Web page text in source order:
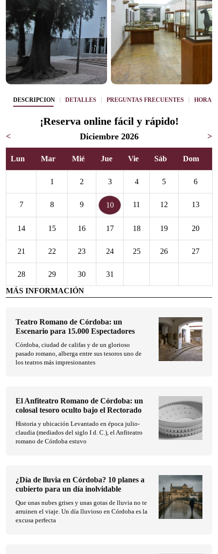
DESCRIPCIÓN DETALLES PREGUNTAS FRECUENTES
¡Reserva online fácil y rápido!
< Diciembre 2026 >
Lun Mar Mié Jue Vie Sáb Dom
1 2 3 4 5 6
7 8 9 10 11 12 13
14 15 16 17 18 19 20
21 22 23 24 25 26 27
28 29 30
31
MÁS INFORMACIÓN
Teatro Romano de Córdoba: un
Escenario para 15.000 Espectadores
Córdoba, ciudad de califas y de un glorioso
pasado romano, alberga entre sus tesoros uno de
los teatros más impresionantes
El Anfiteatro Romano de Córdoba: un
colosal tesoro oculto bajo el Rectorado
Historia y ubicación Levantado en época julio-
claudia (mediados del siglo I d. C.), el Anfiteatro
romano de Córdoba estuvo
¿Día de lluvia en Córdoba? 10 planes a
cubierto para un día inolvidable
Que unas nubes grises y unas gotas de lluvia no te
arruinen el viaje. Un día lluvioso en Córdoba es la
excusa perfecta